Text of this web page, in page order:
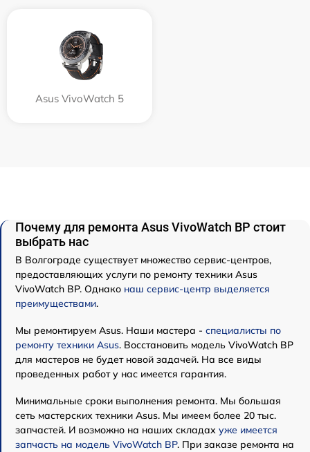
Asus VivoWatch 5
Почему для ремонта Asus VivoWatch BP стоит
выбрать нас
В Волгограде существует множество сервис-центров,
предоставляющих услуги по ремонту техники Asus
VivoWatch BP. Однако наш сервис-центр выделяется
преимуществами.
Мы ремонтируем Asus. Наши мастера - специалисты по
ремонту техники Asus. Восстановить модель VivoWatch BP
для мастеров не будет новой задачей. На все виды
проведенных работ у нас имеется гарантия.
Минимальные сроки выполнения ремонта. Мы большая
сеть мастерских техники Asus. Мы имеем более 20 тыс.
запчастей. И возможно на наших складах уже имеется
запчасть на модель VivoWatch BP. При заказе ремонта на